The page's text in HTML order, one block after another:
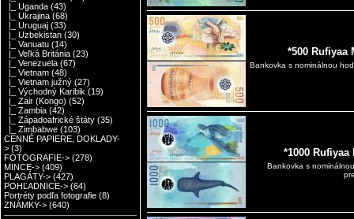
|_ Uganda (43)
|_ Ukrajina (68)
|_ Uruguaj (33)
|_ Uzbekistan (30)
|_ Vanuatu (14)
|_ Veľká Británia (23)
|_ Venezuela (67)
|_ Vietnam (48)
|_ Vietnam južný (27)
|_ Východný Karibik (19)
|_ Zair (Kongo) (52)
|_ Zambia (42)
|_ Západoafrické štáty (35)
|_ Zimbabwe (103)
CENNÉ PAPIERE, DOKLADY-
> (3)
FOTOGRAFIE-> (278)
MINCE-> (409)
PLAGÁTY-> (427)
POHĽADNICE-> (64)
Portréty podľa fotografie (8)
ZNÁMKY-> (640)
*500 Rufiyaa
Bankovka s nominálnou
*1000 Rufiyaa
Bankovka s